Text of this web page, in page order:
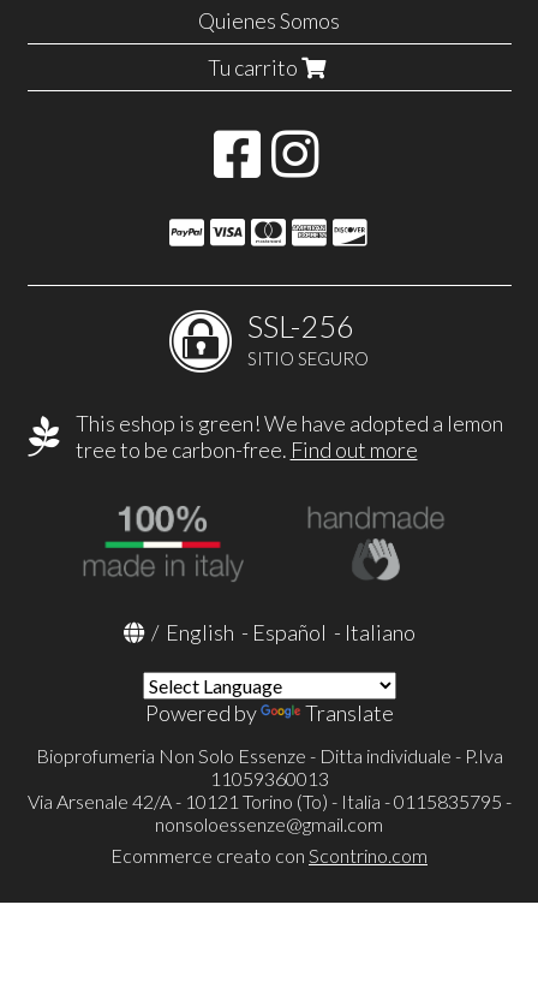
Quienes Somos
Tu carrito
SSL-256
SITIO SEGURO
This eshop is green! We have adopted a lemon
tree to be carbon-free. Find out more
/ English - Español - Italiano
Powered by Translate
Bioprofumeria Non Solo Essenze - Ditta individuale - P.Iva
11059360013
Via Arsenale 42/A - 10121 Torino (To) - Italia - 0115835795 -
nonsoloessenze@gmail.com
Ecommerce creato con Scontrino.com